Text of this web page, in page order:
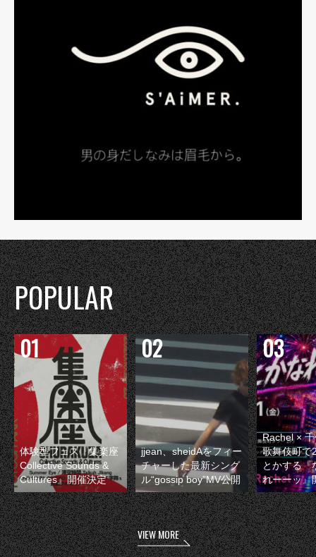
POPULAR
体験型フェス『集楽座
Collective Sounds &
Cultures』開催決定
jjean、sheidAをフィー
チャーした最新シング
ル“gossip boy”MV公開
Rachel ×
歌舞伎町で
とかする『
れーーッ』
VIEW MORE